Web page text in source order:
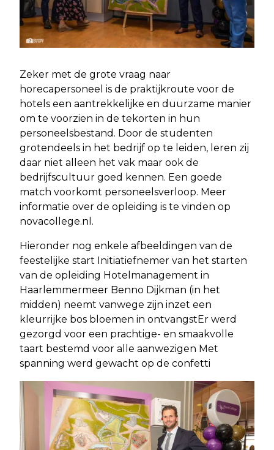
Zeker met de grote vraag naar
horecapersoneel is de praktijkroute voor de
hotels een aantrekkelijke en duurzame manier
om te voorzien in de tekorten in hun
personeelsbestand. Door de studenten
grotendeels in het bedrijf op te leiden, leren zij
daar niet alleen het vak maar ook de
bedrijfscultuur goed kennen. Een goede
match voorkomt personeelsverloop. Meer
informatie over de opleiding is te vinden op
novacollege.nl.
Hieronder nog enkele afbeeldingen van de
feestelijke start Initiatiefnemer van het starten
van de opleiding Hotelmanagement in
Haarlemmermeer Benno Dijkman (in het
midden) neemt vanwege zijn inzet een
kleurrijke bos bloemen in ontvangstEr werd
gezorgd voor een prachtige- en smaakvolle
taart bestemd voor alle aanwezigen Met
spanning werd gewacht op de confetti